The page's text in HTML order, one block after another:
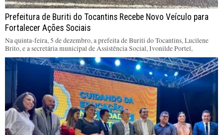
Prefeitura de Buriti do Tocantins Recebe Novo Veículo para
Fortalecer Ações Sociais
Na quinta-feira, 5 de dezembro, a prefeita de Buriti do Tocantins, Lucilene
Brito, e a secretária municipal de Assistência Social, Ivonilde Portel,